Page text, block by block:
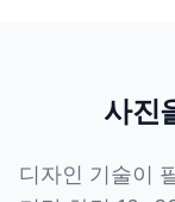
사진
디자인 기술이